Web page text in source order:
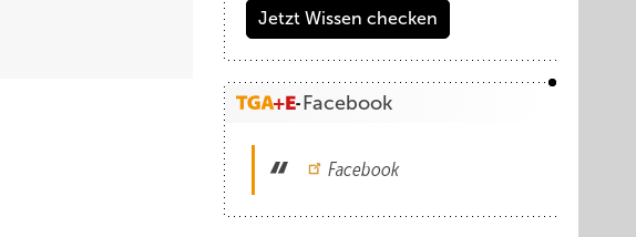
Jetzt Wissen checken
Facebook
Facebook